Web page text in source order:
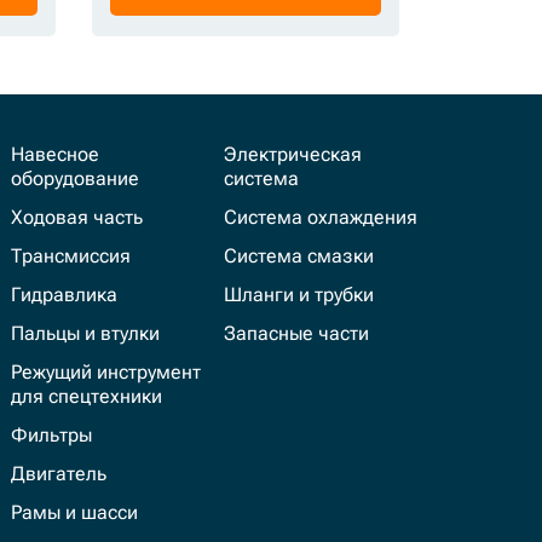
Навесное
оборудование
Ходовая часть
Трансмиссия
Гидравлика
Пальцы и втулки
Режущий инструмент
для спецтехники
Фильтры
Двигатель
Рамы и шасси
Электрическая
система
Система охлаждения
Система смазки
Шланги и трубки
Запасные части